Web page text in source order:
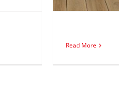
Read More